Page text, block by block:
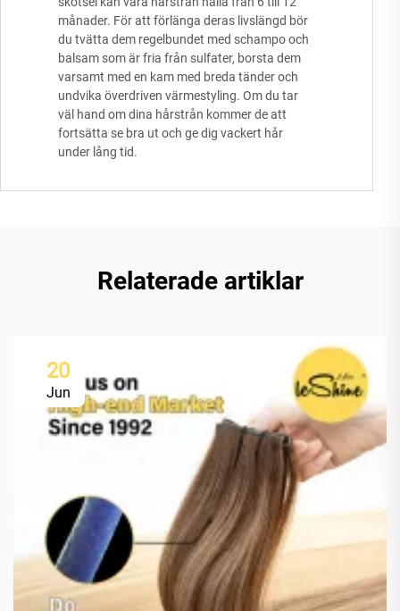
månader. För att förlänga deras livslängd bör
du tvätta dem regelbundet med schampo och
balsam som är fria från sulfater, borsta dem
varsamt med en kam med breda tänder och
undvika överdriven värmestyling. Om du tar
väl hand om dina hårstrån kommer de att
fortsätta se bra ut och ge dig vackert hår
under lång tid.
Relaterade artiklar
20
Jun